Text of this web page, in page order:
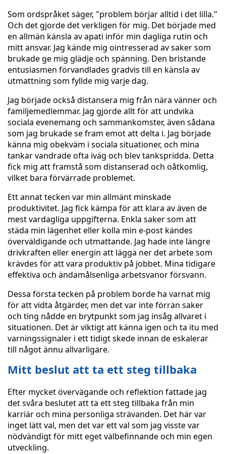
Som ordspråket säger, "problem börjar alltid i det lilla."
Och det gjorde det verkligen för mig. Det började med
en allmän känsla av apati inför min dagliga rutin och
mitt ansvar. Jag kände mig ointresserad av saker som
brukade ge mig glädje och spänning. Den bristande
entusiasmen förvandlades gradvis till en känsla av
utmattning som fyllde mig varje dag.
Jag började också distansera mig från nära vänner och
familjemedlemmar. Jag gjorde allt för att undvika
sociala evenemang och sammankomster, även sådana
som jag brukade se fram emot att delta i. Jag började
känna mig obekväm i sociala situationer, och mina
tankar vandrade ofta iväg och blev tankspridda. Detta
fick mig att framstå som distanserad och oåtkomlig,
vilket bara förvärrade problemet.
Ett annat tecken var min allmänt minskade
produktivitet. Jag fick kämpa för att klara av även de
mest vardagliga uppgifterna. Enkla saker som att
städa min lägenhet eller kolla min e-post kändes
överväldigande och utmattande. Jag hade inte längre
drivkraften eller energin att lägga ner det arbete som
krävdes för att vara produktiv på jobbet. Mina tidigare
effektiva och ändamålsenliga arbetsvanor försvann.
Dessa första tecken på problem borde ha varnat mig
för att vidta åtgärder, men det var inte förrän saker
och ting nådde en brytpunkt som jag insåg allvaret i
situationen. Det är viktigt att känna igen och ta itu med
varningssignaler i ett tidigt skede innan de eskalerar
till något ännu allvarligare.
Mitt beslut att ta ett steg tillbaka
Efter mycket övervägande och reflektion fattade jag
det svåra beslutet att ta ett steg tillbaka från min
karriär och mina personliga strävanden. Det här var
inget lätt val, men det var ett val som jag visste var
nödvändigt för mitt eget välbefinnande och min egen
utveckling.